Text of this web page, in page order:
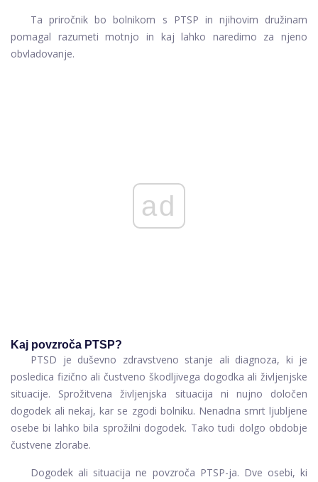
Ta priročnik bo bolnikom s PTSP in njihovim družinam
pomagal razumeti motnjo in kaj lahko naredimo za njeno
obvladovanje.
ad
Kaj povzroča PTSP?
PTSD je duševno zdravstveno stanje ali diagnoza, ki je
posledica fizično ali čustveno škodljivega dogodka ali življenjske
situacije. Sprožitvena življenjska situacija ni nujno določen
dogodek ali nekaj, kar se zgodi bolniku. Nenadna smrt ljubljene
osebe bi lahko bila sprožilni dogodek. Tako tudi dolgo obdobje
čustvene zlorabe.
Dogodek ali situacija ne povzroča PTSP-ja. Dve osebi, ki